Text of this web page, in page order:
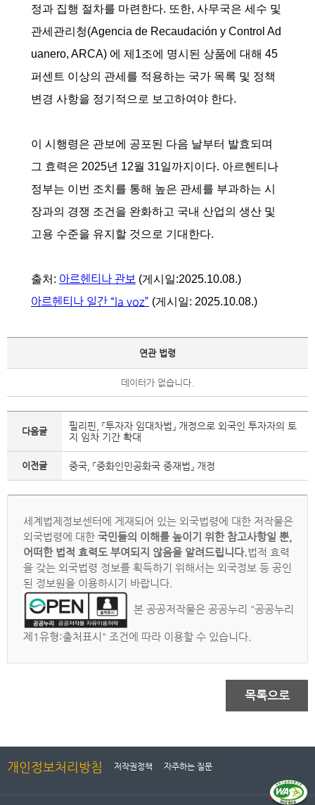
정과 집행 절차를 마련한다. 또한, 사무국은 세수 및
관세관리청(Agencia de Recaudación y Control Ad
uanero, ARCA) 에 제1조에 명시된 상품에 대해 45
퍼센트 이상의 관세를 적용하는 국가 목록 및 정책
변경 사항을 정기적으로 보고하여야 한다.
이 시행령은 관보에 공포된 다음 날부터 발효되며
그 효력은 2025년 12월 31일까지이다. 아르헨티나
정부는 이번 조치를 통해 높은 관세를 부과하는 시
장과의 경쟁 조건을 완화하고 국내 산업의 생산 및
고용 수준을 유지할 것으로 기대한다.
출처: 아르헨티나 관보 (게시일:2025.10.08.)
아르헨티나 일간 “la voz” (게시일: 2025.10.08.)
연관 법령
데이터가 없습니다.
다음글
필리핀, 「투자자 임대차법」 개정으로 외국인 투자자의 토
지 임차 기간 확대
이전글 중국, 「중화인민공화국 중재법」 개정
세계법제정보센터에 게재되어 있는 외국법령에 대한 저작물은
외국법령에 대한 국민들의 이해를 높이기 위한 참고사항일 뿐,
어떠한 법적 효력도 부여되지 않음을 알려드립니다.법적 효력
을 갖는 외국법령 정보를 획득하기 위해서는 외국정보 등 공인
된 정보원을 이용하시기 바랍니다.
본 공공저작물은 공공누리 "공공누리
제1유형:출처표시" 조건에 따라 이용할 수 있습니다.
목록으로
개인정보처리방침 저작권정책 자주하는 질문